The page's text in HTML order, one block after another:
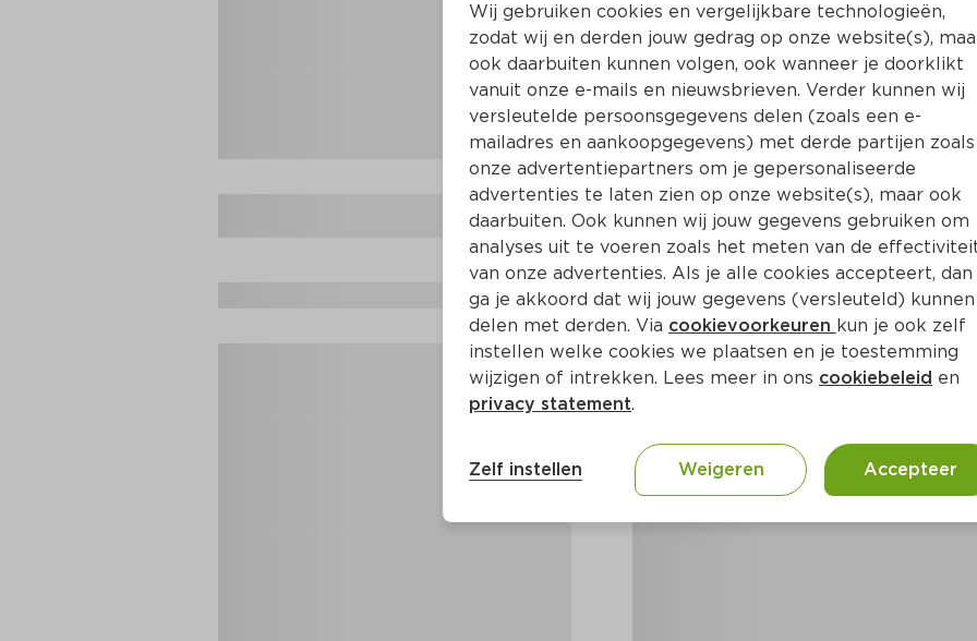
Wij gebruiken cookies en vergelijkbare technologieën,
zodat wij en derden jouw gedrag op onze website(s),
ook daarbuiten kunnen volgen, ook wanneer je doorklikt
vanuit onze e-mails en nieuwsbrieven. Verder kunnen wij
versleutelde persoonsgegevens delen (zoals een e-
mailadres en aankoopgegevens) met derde partijen zoals
onze advertentiepartners om je gepersonaliseerde
advertenties te laten zien op onze website(s), maar ook
daarbuiten. Ook kunnen wij jouw gegevens gebruiken om
analyses uit te voeren zoals het meten van de
van onze advertenties. Als je alle cookies accepteert, dan
ga je akkoord dat wij jouw gegevens (versleuteld) kunnen
delen met derden. Via cookievoorkeuren kun je ook zelf
instellen welke cookies we plaatsen en je toestemming
wijzigen of intrekken. Lees meer in ons cookiebeleid en
privacy statement.
Zelf instellen Weigeren Accepteer